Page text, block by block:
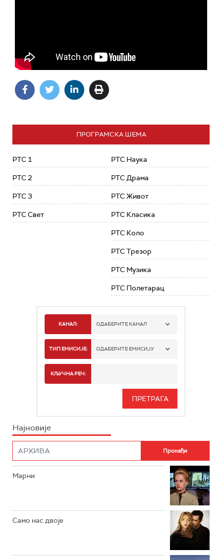
ПРОГРАМСКА ШЕМА
РТС 1
РТС 2
РТС 3
РТС Свет
РТС Наука
РТС Драма
РТС Живот
РТС Класика
РТС Коло
РТС Трезор
РТС Музика
РТС Полетарац
КАНАЛ: ОДАБЕРИТЕ КАНАЛ
РТС 1
РТС 3
ТИП ЕМИСИЈЕ: ОДАБЕРИТЕ ЕМИСИЈУ
ИНФО
КЉУЧНА РЕЧ:
Најновије
Марни
Само нас двоје